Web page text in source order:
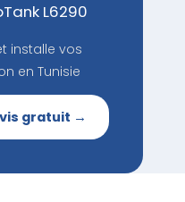
L6290
installe vos
en Tunisie
gratuit →